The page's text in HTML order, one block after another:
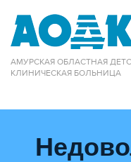
АМУРСКАЯ ОБЛАСТНАЯ
КЛИНИЧЕСКАЯ БОЛЬНИЦА